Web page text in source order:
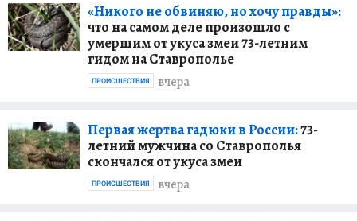
«Никого не обвиняю, но хочу правды»:
что на самом деле произошло с
умершим от укуса змеи 73-летним
гидом на Ставрополье
вчера
ПРОИСШЕСТВИЯ
Первая жертва гадюки в России:73-
летний мужчина со Ставрополья
скончался от укуса змеи
вчера
ПРОИСШЕСТВИЯ